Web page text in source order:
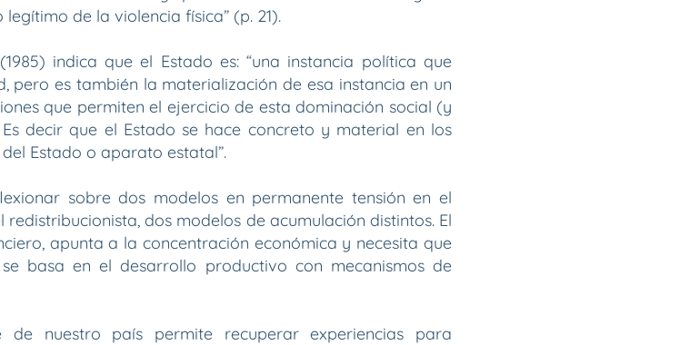
de la violencia física” (p. 21).
indica que el Estado es: “una instancia política que
pero es también la materialización de esa instancia en un
que permiten el ejercicio de esta dominación social (y
decir que el Estado se hace concreto y material en los
Estado o aparato estatal”.
sobre dos modelos en permanente tensión en el
dos modelos de acumulación distintos. El
apunta a la concentración económica y necesita que
basa en el desarrollo productivo con mecanismos de
nuestro país permite recuperar experiencias para